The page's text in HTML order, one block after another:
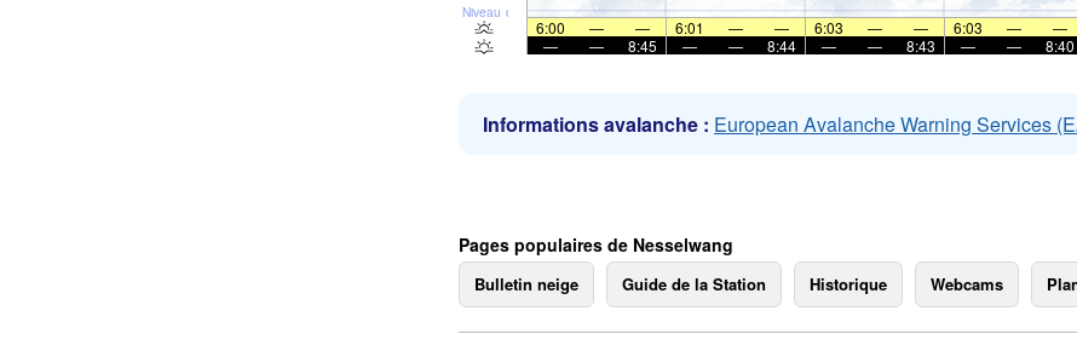
Niveau de la mer
6:00 — — 6:01 — — 6:03 — — 6:03 — —
—
— 8:45 — — 8:44 — — 8:43 — — 8:40
Informations avalanche : European Avalanche Warning Services
Pages populaires de Nesselwang
Bulletin neige Guide de la Station Historique Webcams